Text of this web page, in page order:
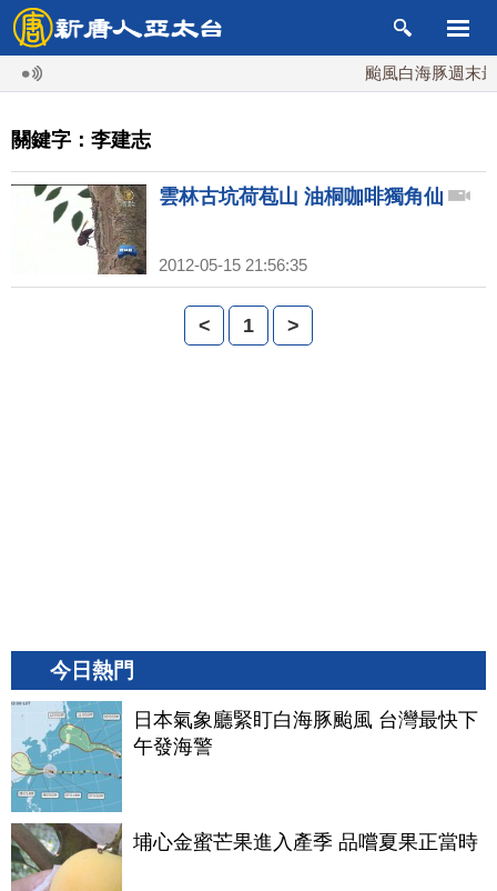
颱風白海豚週末最
關鍵字：李建志
雲林古坑荷苞山 油桐咖啡獨角仙
2012-05-15 21:56:35
< 1 >
今日熱門
日本氣象廳緊盯白海豚颱風 台灣最快下
午發海警
埔心金蜜芒果進入產季 品嚐夏果正當時